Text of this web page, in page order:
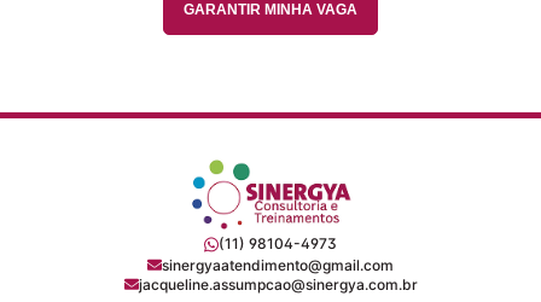
GARANTIR MINHA VAGA
(11) 98104-4973
sinergyaatendimento@gmail.com
jacqueline.assumpcao@sinergya.com.br